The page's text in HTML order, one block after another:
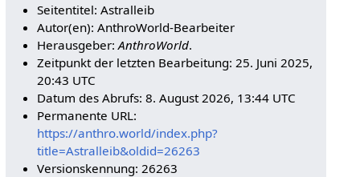
Seitentitel: Astralleib
Autor(en): AnthroWorld-Bearbeiter
Herausgeber:AnthroWorld.
Zeitpunkt der letzten Bearbeitung: 25. Juni 2025,
20:43 UTC
Datum des Abrufs: 8. August 2026, 13:44 UTC
Permanente URL:
https://anthro.world/index.php?
title=Astralleib&oldid=26263
Versionskennung: 26263